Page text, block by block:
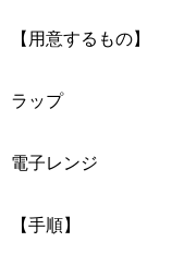
【用意するもの】
ラップ
電子レンジ
【手順】